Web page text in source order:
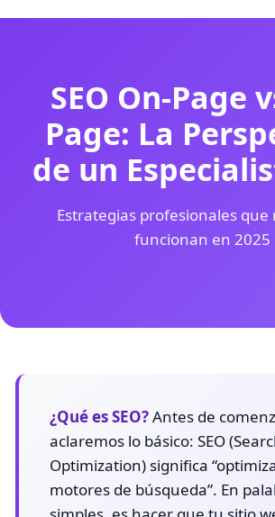
SEO On-Page
Page: La
de un
Estrategias profesionales
funcionan en 2025
¿Qué es SEO?Antes de
aclaremos lo básico: SEO
Optimization) significa
motores de búsqueda”. En